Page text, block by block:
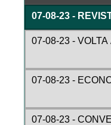
07-08-23 -
07-08-23 -
07-08-23 -
07-08-23 -